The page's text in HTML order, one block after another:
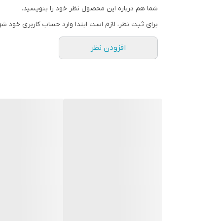
ساختار
شما هم درباره این محصول نظر خود را بنویسید.
برای ثبت نظر، لازم است ابتدا وارد حساب کاربری خود
افزودن نظر